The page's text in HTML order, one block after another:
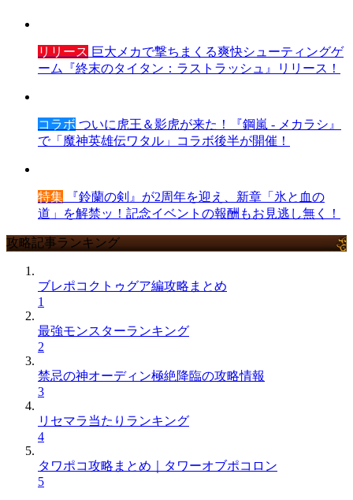
リリース 巨大メカで撃ちまくる爽快シューティングゲ
ーム『終末のタイタン：ラストラッシュ』リリース！
コラボ ついに虎王＆影虎が来た！『鋼嵐 - メカラシ』
で「魔神英雄伝ワタル」コラボ後半が開催！
特集 『鈴蘭の剣』が2周年を迎え、新章「氷と血の
道」を解禁ッ！記念イベントの報酬もお見逃し無く！
攻略記事ランキング
ブレポコクトゥグア編攻略まとめ
1
最強モンスターランキング
2
禁忌の神オーディン極絶降臨の攻略情報
3
リセマラ当たりランキング
4
タワポコ攻略まとめ｜タワーオブポコロン
5